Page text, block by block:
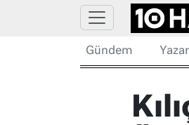
Gündem